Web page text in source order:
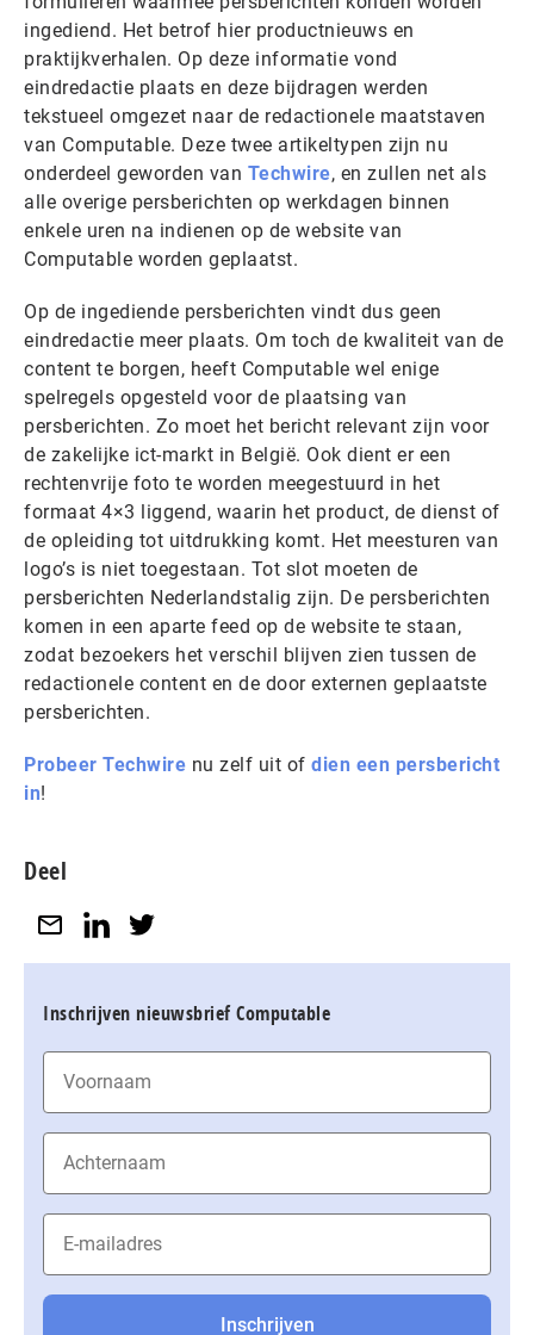
ingediend. Het betrof hier productnieuws en
praktijkverhalen. Op deze informatie vond
eindredactie plaats en deze bijdragen werden
tekstueel omgezet naar de redactionele maatstaven
van Computable. Deze twee artikeltypen zijn nu
onderdeel geworden van Techwire, en zullen net als
alle overige persberichten op werkdagen binnen
enkele uren na indienen op de website van
Computable worden geplaatst.
Op de ingediende persberichten vindt dus geen
eindredactie meer plaats. Om toch de kwaliteit van de
content te borgen, heeft Computable wel enige
spelregels opgesteld voor de plaatsing van
persberichten. Zo moet het bericht relevant zijn voor
de zakelijke ict-markt in België. Ook dient er een
rechtenvrije foto te worden meegestuurd in het
formaat 4×3 liggend, waarin het product, de dienst of
de opleiding tot uitdrukking komt. Het meesturen van
logo’s is niet toegestaan. Tot slot moeten de
persberichten Nederlandstalig zijn. De persberichten
komen in een aparte feed op de website te staan,
zodat bezoekers het verschil blijven zien tussen de
redactionele content en de door externen geplaatste
persberichten.
Probeer Techwire nu zelf uit of dien een persbericht
in!
Deel
Inschrijven nieuwsbrief Computable